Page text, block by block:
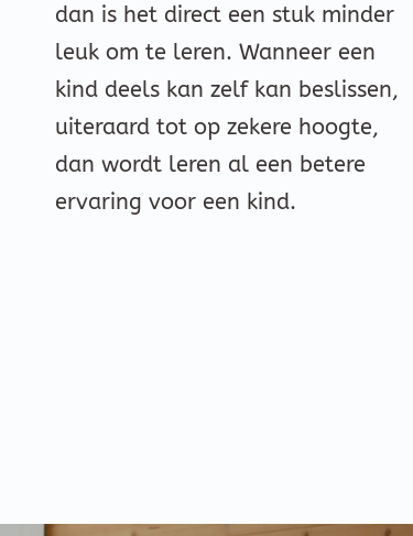
dan is het direct een stuk minder
leuk om te leren. Wanneer een
kind deels kan zelf kan beslissen,
uiteraard tot op zekere hoogte,
dan wordt leren al een betere
ervaring voor een kind.